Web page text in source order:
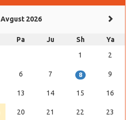
Avgust 2026
Pa Ju Sh
Ya
1
2
6 7 8 9
13 14 15 16
20 21 22 23